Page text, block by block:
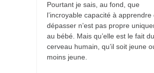
Pourtant je sais, au fond, que
l’incroyable capacité à apprendre
dépasser n’est pas propre
au bébé. Mais qu’elle est le fait du
cerveau humain, qu’il soit jeune
moins jeune.